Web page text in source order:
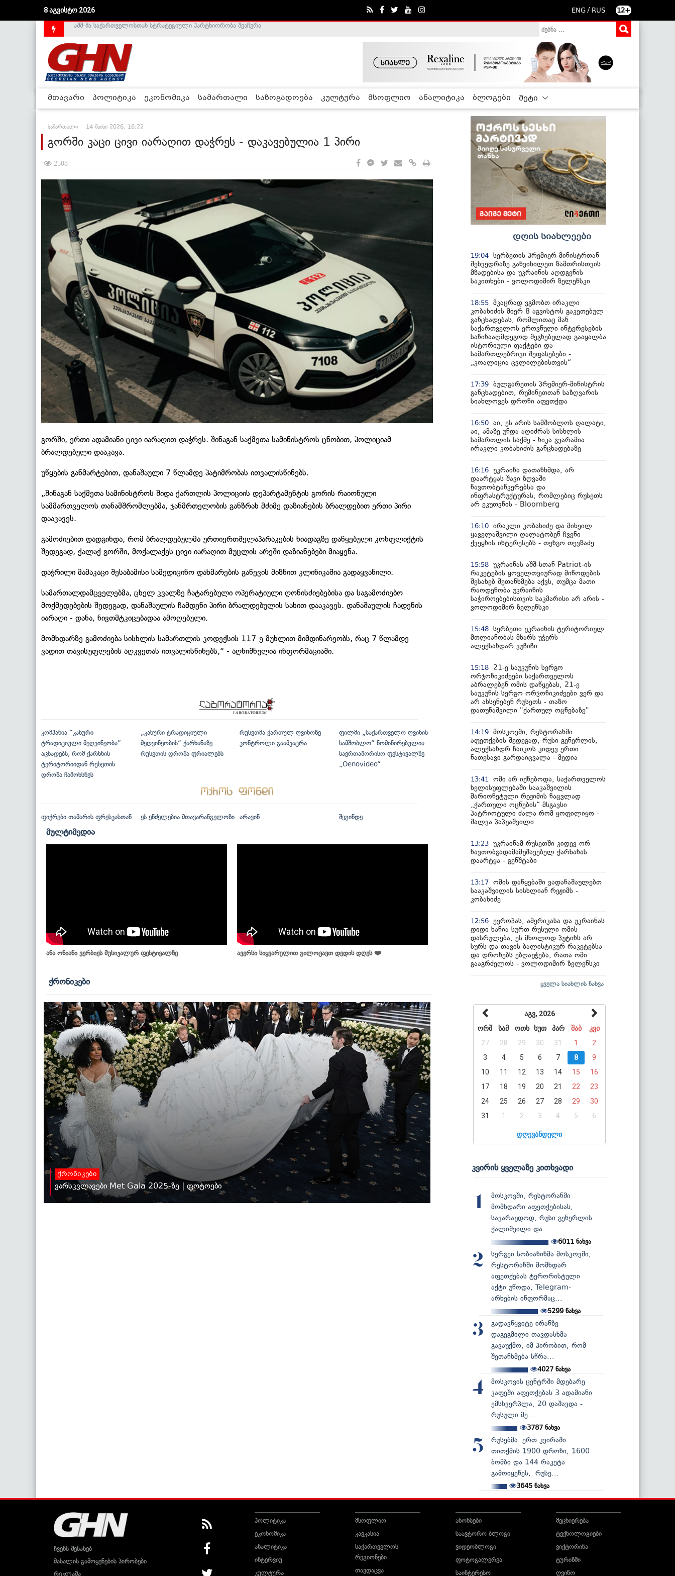
8 აგვისტო 2026 ENG / RUS 12+
საქართველოს დე-ფაქტო მთავრობა არალეგიტიმურია - ჰელსინკის კომისია
მთავარი პოლიტიკა ეკონომიკა სამართალი საზოგადოება კულტურა მსოფლიო ანალიტიკა ბლოგები მეტი
სამართალი 14 მაისი 2026, 16:22
გორში კაცი ცივი იარაღით დაჭრეს - დაკავებულია 1 პირი
2508
გორში, ერთი ადამიანი ცივი იარაღით დაჭრეს. შინაგან საქმეთა სამინისტროს ცნობით, პოლიციამ
ბრალდებული დააკავა.
უწყების განმარტებით, დანაშაული 7 წლამდე პატიმრობას ითვალისწინებს.
„შინაგან საქმეთა სამინისტროს შიდა ქართლის პოლიციის დეპარტამენტის გორის რაიონული
სამმართველოს თანამშრომლებმა, ჯანმრთელობის განზრახ მძიმე დაზიანების ბრალდებით ერთი პირი
დააკავეს.
გამოძიებით დადგინდა, რომ ბრალდებულმა ურთიერთშელაპარაკების ნიადაგზე დაწყებული კონფლიქტის
შედეგად, ქალაქ გორში, მოქალაქეს ცივი იარაღით მუცლის არეში დაზიანებები მიაყენა.
დაჭრილი მამაკაცი შესაბამისი სამედიცინო დახმარების გაწევის მიზნით კლინიკაშია გადაყვანილი.
სამართალდამცველებმა, ცხელ კვალზე ჩატარებული ოპერატიული ღონისძიებებისა და საგამოძიებო
მოქმედებების შედეგად, დანაშაულის ჩამდენი პირი ბრალდებულის სახით დააკავეს. დანაშაულის ჩადენის
იარაღი - დანა, ნივთმტკიცებადაა ამოღებული.
მომხდარზე გამოძიება სისხლის სამართლის კოდექსის 117-ე მუხლით მიმდინარეობს, რაც 7 წლამდე
ვადით თავისუფლების აღკვეთას ითვალისწინებს,“ - აღნიშნულია ინფორმაციაში.
კომპანია “კახური
ტრადიციული მეღვინეობა”
აცხადებს, რომ ქარხნის
ტერიტორიიდან რუსეთის
დროშა ჩამოხსნეს
„კახური ტრადიციული
მეღვინეობის“ ქარხანაზე
რუსეთის დროშა ფრიალებს
რუსეთმა ქართულ ღვინოზე
კონტროლი გაამკაცრა
ფილმი „საქართველო ღვინის
სამშობლო“ ნომინირებულია
საერთაშორისო ფესტივალზე
„Oenovideo“
ფიქრები თამარის ფრესკასთან ეს ენძელებია მთავარანგელოზი არავინ შეგინდე
მულტიმედია
ანა ონიანი ვერბიეს მუსიკალურ ფესტივალზე ავერსი სიყვარულით გილოცავთ დედის დღეს ❤️
ქრონიკები
ქრონიკები
ვარსკვლავები Met Gala 2025-ზე | ფოტოები
დღის სიახლეები
19:04 სერბეთის პრემიერ-მინისტრთან
შეხვედრაზე განვიხილეთ ზამთრისთვის
მზადებისა და უკრაინის აღდგენის
საკითხები - ვოლოდიმირ ზელენსკი
18:55 მკაცრად ვგმობთ ირაკლი
კობახიძის მიერ 8 აგვისტოს გაკეთებულ
განცხადებას, რომლითაც მან
საქართველოს ეროვნული ინტერესების
საწინააღმდეგოდ შეგნებულად გააყალბა
ისტორიული ფაქტები და
სამართლებრივი შეფასებები -
„კოალიცია ცვლილებისთვის“
17:39 ბულგარეთის პრემიერ-მინისტრის
განცხადებით, რუმინეთთან საზღვარის
სიახლოვეს დრონი აფეთქდა
16:50 აი, ეს არის სამშობლოს ღალატი,
აი, ამაზე უნდა აღიძრას სისხლის
სამართლის საქმე - ნიკა გვარამია
ირაკლი კობახიძის განცხადებაზე
16:16 უკრაინა დათანხმდა, არ
დაარტყას შავი ზღვაში
ნავთობტანკერებსა და
ინფრასტრუქტურას, რომლებიც რუსეთს
არ ეკუთვნის - Bloomberg
16:10 ირაკლი კობახიძე და მიხეილ
ყაველაშვილი ღალატობენ ჩვენი
ქვეყნის ინტერესებს - თენგო თევზაძე
15:58 უკრაინას აშშ-სთან Patriot-ის
რაკეტების ყოველთვიურად მიწოდების
შესახებ შეთანხმება აქვს, თუმცა მათი
რაოდენობა უკრაინის
საჭიროებებისთვის საკმარისი არ არის -
ვოლოდიმირ ზელენსკი
15:48 სერბეთი უკრაინის ტერიტორიულ
მთლიანობას მხარს უჭერს -
ალექსანდარ ვუჩიჩი
15:18
21-ე საუკუნის სერგო
ორჯონიკიძეები საქართველოს
აბრალებენ ომის დაწყებას, 21-ე
საუკუნის სერგო ორჯონიკიძეები ვერ და
არ ახსენებენ რუსეთს - თაზო
დათუნაშვილი "ქართულ ოცნებაზე"
14:19 მოსკოვში, რესტორანში
აფეთქების შედეგად, რუსი გენერლის,
ალექსანდრ ჩაიკოს კიდევ ერთი
ნათესავი გარდაიცვალა - მედია
13:41
ომი არ იქნებოდა, საქართველოს
ხელისუფლებაში სააკაშვილის
მარიონეტული რეჟიმის ნაცვლად
„ქართული ოცნების“ მსგავსი
პატრიოტული ძალა რომ ყოფილიყო -
შალვა პაპუაშვილი
13:23 უკრაინამ რუსეთში კიდევ ორ
ნავთობგადამამუშავებელ ქარხანას
დაარტყა - გენშტაბი
13:17 ომის დაწყებაში ვადანაშაულებთ
სააკაშვილის სისხლიან რეჟიმს -
კობახიძე
12:56 ევროპას, ამერიკასა და უკრაინას
დიდი ხანია სურთ რუსული ომის
დასრულება, ეს მხოლოდ პუტინს არ
სურს და თავის ბალისტიკურ რაკეტებსა
და დრონებს ებღაუჭება, რათა ომი
გააგრძელოს - ვოლოდიმირ ზელენსკი
ყველა სიახლის ნახვა
აგვ, 2026
ორშ
სამ ოთხ ხუთ პარ შაბ
კვი
27
28 29 30 31 1
2
3
4 5 6 7 8
9
10
11 12 13 14 15
16
17
18 19 20 21 22
23
24
25 26 27 28 29
30
31
1 2 3 4 5 6
დღევანდელი
კვირის ყველაზე კითხვადი
1
მოსკოვში, რესტორანში
მომხდარი აფეთქებისას,
სავარაუდოდ, რუსი გენერლის
ქალიშვილი და...
6011 ნახვა
2
სერგეი სობიანინმა მოსკოვში,
რესტორანში მომხდარ
აფეთქებას ტერორისტული
აქტი უწოდა, Telegram-
არხების ინფორმაც...
5299 ნახვა
3
გადავწყვიტე ირანზე
დაგეგმილი თავდასხმა
გავაუქმო, იმ პირობით, რომ
შეთანხმება სწრა...
4027ნახვა
4
მოსკოვის ცენტრში მდებარე
კაფეში აფეთქებას 3 ადამიანი
ემსხვერპლა, 20 დაშავდა -
რუსული მე...
3787ნახვა
5
რუსებმა ერთ კვირაში
თითქმის 1900 დრონი, 1600
ბომბი და 144 რაკეტა
გამოიყენეს, რუსე...
3645 ნახვა
ჩვენს შესახებ
მასალის გამოყენების პირობები
რეკლამა
პოლიტიკა
ეკონომიკა
ანალიტიკა
ინტერვიუ
კულტურა
მსოფლიო
კავკასია
საქართველოს
რეგიონები
თავდაცვა
ანონსები
საავტორო ბლოგი
ვიდეობლოგი
ფოტოგალერეა
საინტერესო
მეცნიერება
ტექნოლოგიები
ვიქტორინა
ტურიზმი
ღვინო